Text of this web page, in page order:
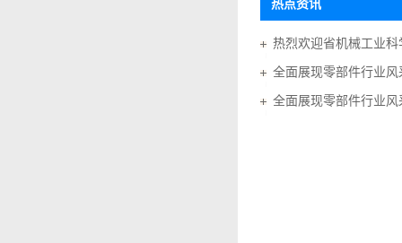
热点资讯
全面展现零部件行业
全面展现零部件行业